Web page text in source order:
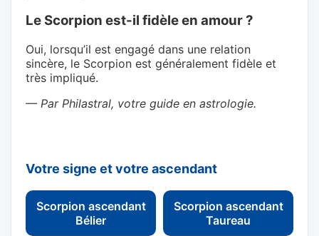
Le Scorpion est-il fidèle en amour ?
Oui, lorsqu’il est engagé dans une relation
sincère, le Scorpion est généralement fidèle et
très impliqué.
— Par Philastral, votre guide en astrologie.
Votre signe et votre ascendant
Scorpion ascendant
Bélier
Scorpion ascendant
Taureau